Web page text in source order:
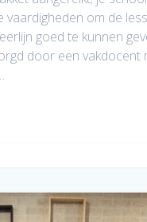
vaardigheden om de
goed te kunnen
door een vakdocent